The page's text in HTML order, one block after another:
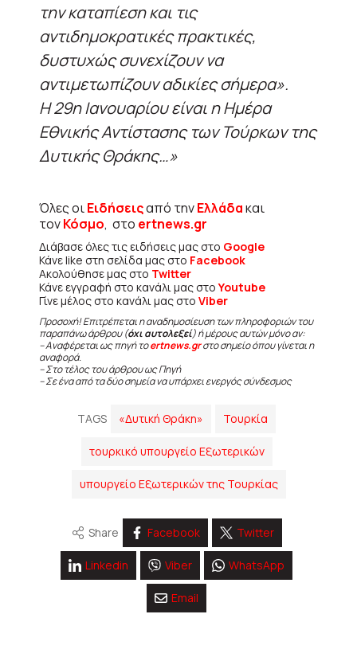
την καταπίεση και τις
αντιδημοκρατικές πρακτικές,
δυστυχώς συνεχίζουν να
αντιμετωπίζουν αδικίες σήμερα».
Η 29η Ιανουαρίου είναι η Ημέρα
Εθνικής Αντίστασης των Τούρκων της
Δυτικής Θράκης…»
Όλες οιΕιδήσειςαπό τηνΕλλάδακαι
τονΚόσμο, στο ertnews.gr
Διάβασε όλες τις ειδήσεις μας στο Google
Κάνε like στη σελίδα μας στο Facebook
Ακολούθησε μας στο Twitter
Κάνε εγγραφή στο κανάλι μας στοYoutube
Γίνε μέλος στο κανάλι μας στο Viber
Προσοχή! Επιτρέπεται η αναδημοσίευση των πληροφοριών του
παραπάνω άρθρου (όχι αυτολεξεί) ή μέρους αυτών μόνο αν:
– Αναφέρεται ως πηγή τοertnews.grστο σημείο όπου γίνεται η
αναφορά.
– Στο τέλος του άρθρου ως Πηγή
– Σε ένα από τα δύο σημεία να υπάρχει ενεργός σύνδεσμος
TAGS «Δυτική Θράκη» Τουρκία
τουρκικό υπουργείο Εξωτερικών
υπουργείο Εξωτερικών της Τουρκίας
Share Facebook Twitter
Linkedin Viber WhatsApp
Email